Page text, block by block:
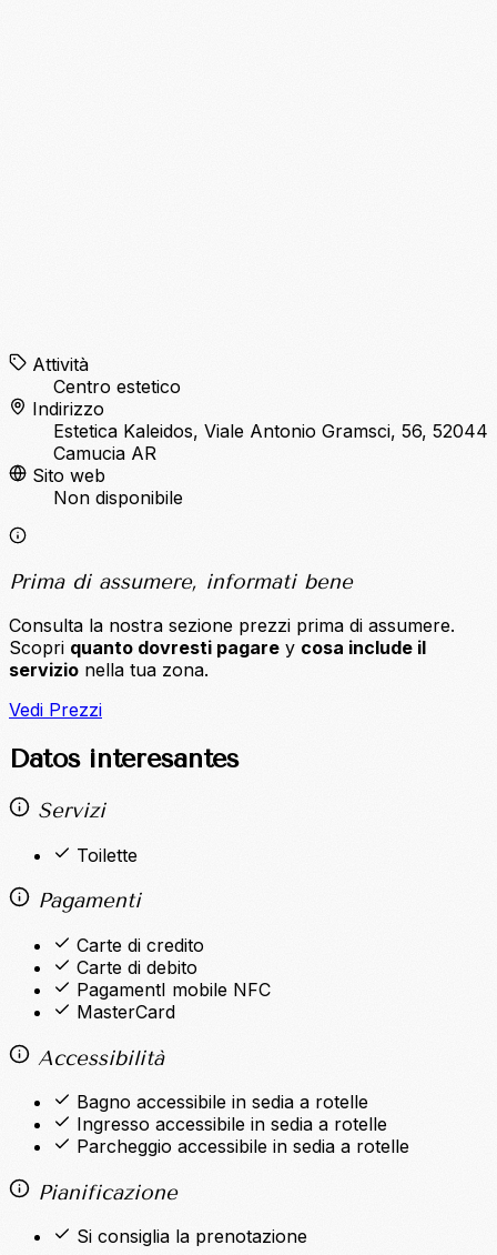
Attività
Centro estetico
Indirizzo
Estetica Kaleidos, Viale Antonio Gramsci, 56, 52044
Camucia AR
Sito web
Non disponibile
Prima di assumere, informati bene
Consulta la nostra sezione prezzi prima di assumere.
Scopri quanto dovresti pagare y cosa include il
servizio nella tua zona.
Vedi Prezzi
Datos interesantes
Servizi
Toilette
Pagamenti
Carte di credito
Carte di debito
PagamentI mobile NFC
MasterCard
Accessibilità
Bagno accessibile in sedia a rotelle
Ingresso accessibile in sedia a rotelle
Parcheggio accessibile in sedia a rotelle
Pianificazione
Si consiglia la prenotazione